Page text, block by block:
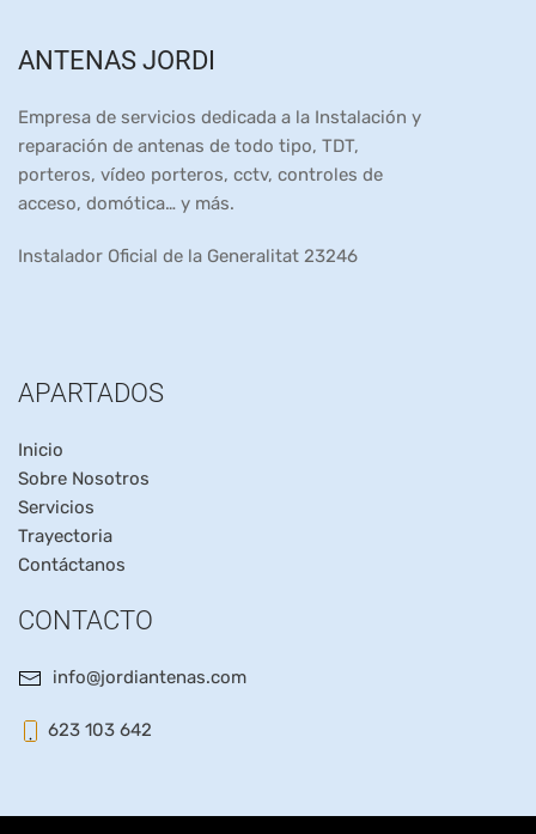
ANTENAS JORDI
Empresa de servicios dedicada a la Instalación y
reparación de antenas de todo tipo, TDT,
porteros, vídeo porteros, cctv, controles de
acceso, domótica… y más.
Instalador Oficial de la Generalitat 23246
APARTADOS
Inicio
Sobre Nosotros
Servicios
Trayectoria
Contáctanos
CONTACTO
info@jordiantenas.com
623 103 642